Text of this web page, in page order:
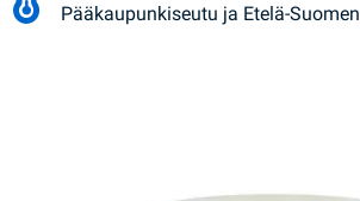
Pääkaupunkiseutu ja Etelä-